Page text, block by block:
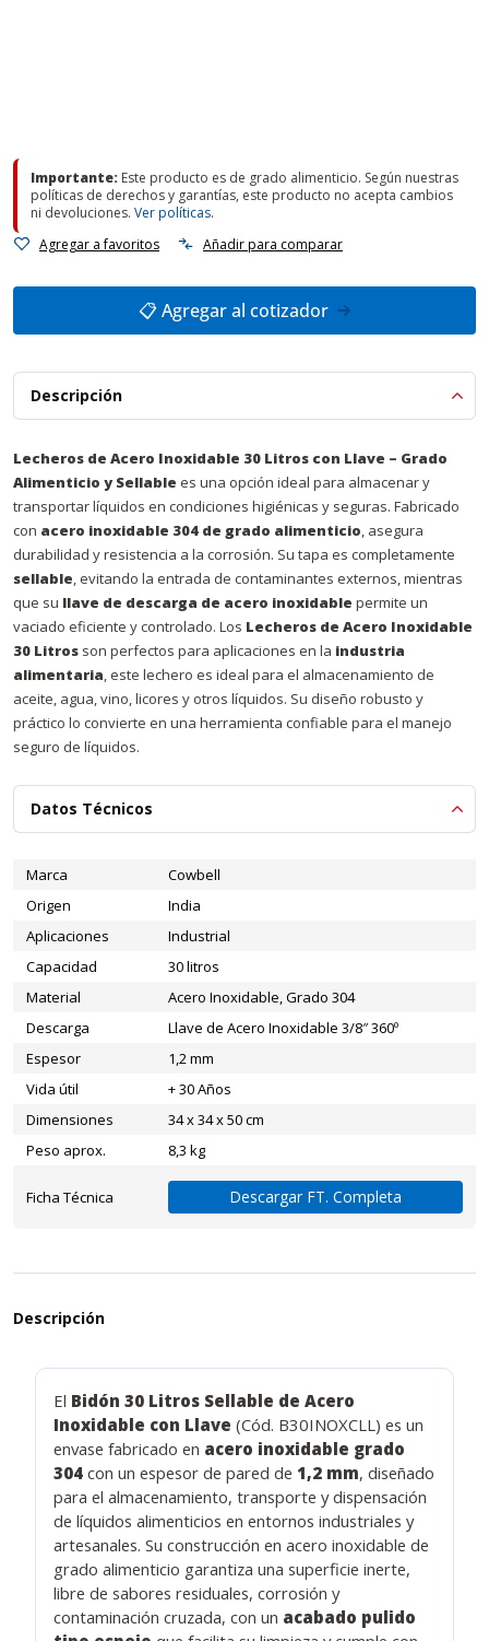
Importante: Este producto es de grado alimenticio. Según nuestras
políticas de derechos y garantías, este producto no acepta cambios
ni devoluciones. Ver políticas.
Agregar a favoritos
Añadir para comparar
📋 Agregar al cotizador
Descripción
Lecheros de Acero Inoxidable 30 Litros con Llave – Grado
Alimenticio y Sellable es una opción ideal para almacenar y
transportar líquidos en condiciones higiénicas y seguras. Fabricado
con acero inoxidable 304 de grado alimenticio, asegura
durabilidad y resistencia a la corrosión. Su tapa es completamente
sellable, evitando la entrada de contaminantes externos, mientras
que su llave de descarga de acero inoxidable permite un
vaciado eficiente y controlado. Los Lecheros de Acero Inoxidable
30 Litros son perfectos para aplicaciones en la industria
alimentaria, este lechero es ideal para el almacenamiento de
aceite, agua, vino, licores y otros líquidos. Su diseño robusto y
práctico lo convierte en una herramienta confiable para el manejo
seguro de líquidos.
Datos Técnicos
Marca
Cowbell
Origen
India
Aplicaciones
Industrial
Capacidad
30 litros
Material
Acero Inoxidable, Grado 304
Descarga
Llave de Acero Inoxidable 3/8″ 360º
Espesor
1,2 mm
Vida útil
+ 30 Años
Dimensiones
34 x 34 x 50 cm
Peso aprox.
8,3 kg
Ficha Técnica Descargar FT. Completa
Descripción
El Bidón 30 Litros Sellable de Acero
Inoxidable con Llave (Cód. B30INOXCLL) es un
envase fabricado en acero inoxidable grado
304 con un espesor de pared de 1,2 mm, diseñado
para el almacenamiento, transporte y dispensación
de líquidos alimenticios en entornos industriales y
artesanales. Su construcción en acero inoxidable de
grado alimenticio garantiza una superficie inerte,
libre de sabores residuales, corrosión y
contaminación cruzada, con un acabado pulido